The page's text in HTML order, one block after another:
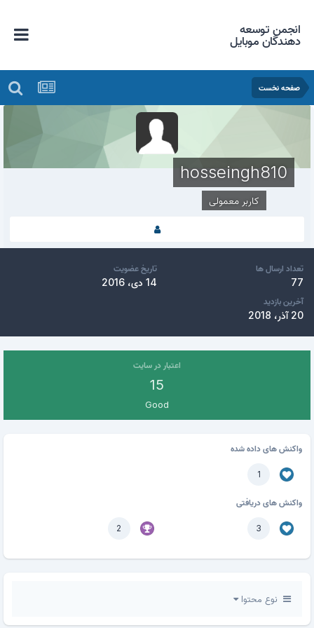
انجمن توسعه
دهندگان موبایل
صفحه نخست
hosseingh810
کاربر معمولی
تعداد ارسال ها
77
تاریخ عضویت
14 دی، 2016
آخرین بازدید
20 آذر، 2018
اعتبار در سایت
15
Good
واکنش های داده شده
واکنش های دریافتی
3
2
نوع محتوا